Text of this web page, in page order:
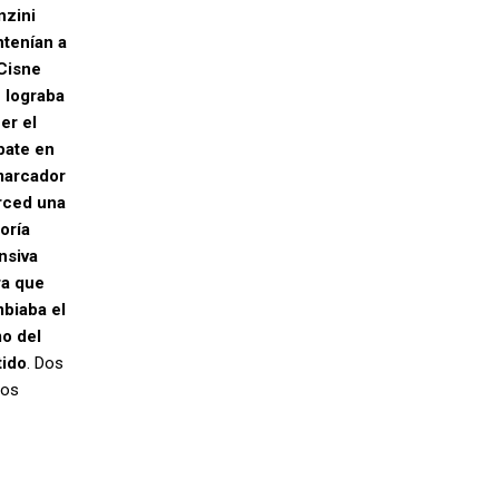
a
lograba
el
en
una
que
el
del
. Dos